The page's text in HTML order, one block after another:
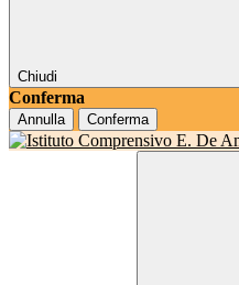
Chiudi
Conferma
Annulla Conferma